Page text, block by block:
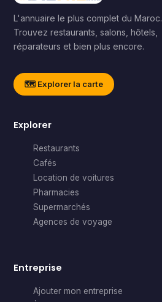
L'annuaire le plus complet du Maroc.
Trouvez restaurants, salons, hôtels,
réparateurs et bien plus encore.
🗺️ Explorer la carte
Explorer
Restaurants
Cafés
Location de voitures
Pharmacies
Supermarchés
Agences de voyage
Entreprise
Ajouter mon entreprise